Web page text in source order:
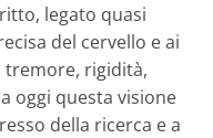
legato quasi
del cervello e ai
rigidità,
oggi questa visione
della ricerca e a